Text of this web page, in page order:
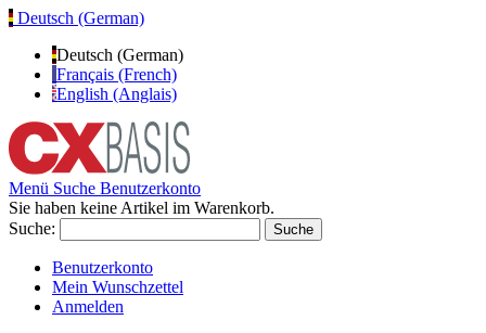
Deutsch (German)
Deutsch (German)
Français (French)
English (Anglais)
Menü Suche Benutzerkonto
Sie haben keine Artikel im Warenkorb.
Suche:
Suche
Benutzerkonto
Mein Wunschzettel
Anmelden